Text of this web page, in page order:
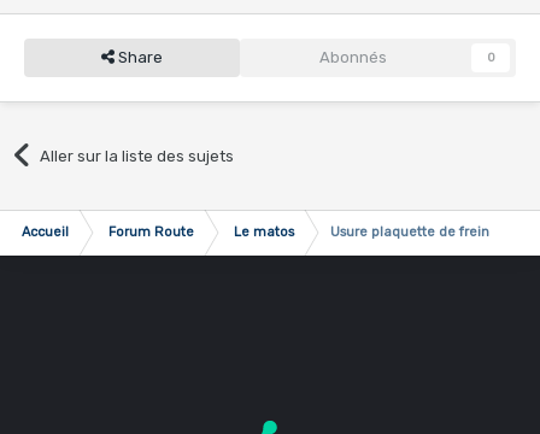
avec un produit freins en bombe, cela dégraisse bien et
évite notamment le bruit....
L'état de surface des plaquettes peut être un indice, si
changer, surtout si plaquette minérale, qui reste plus
Share Abonnés 0
Aller sur la liste des sujets
Accueil Forum Route Le matos Usure plaquette de frein